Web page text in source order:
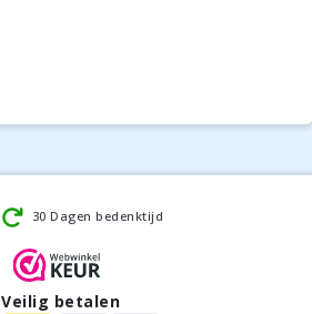
30 Dagen bedenktijd
Veilig betalen